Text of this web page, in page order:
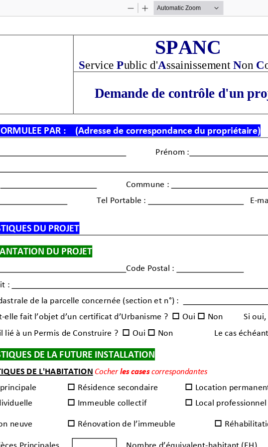
ZoomZoom
SPANC
Service Public d'Assainissement Non C
Demande de contrôle d'un
PAR : (Adresse de correspondance du propriétaire)
Prénom :
Commune :
Tel Portable : E-
DU PROJET
DU PROJET
Code Postal :
:
de la parcelle concernée (section et n°) :
elle fait l’objet d’un certificat d’Urbanisme ?  Oui  Non
Si
lié à un Permis de Construire ?  Oui  Non Le cas
ES DE LA FUTURE INSTALLATION
DE L'HABITATION Cocher les cases correspondantes
 Résidence secondaire  Location
 Immeuble collectif  Local professionnel
neuve  Rénovation de l’immeuble 